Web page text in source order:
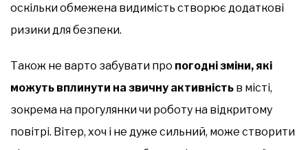
оскільки обмежена видимість створює додаткові
ризики для безпеки.
Також не варто забувати про погодні зміни, які
можуть вплинути на звичну активність в місті,
зокрема на прогулянки чи роботу на відкритому
повітрі. Вітер, хоч і не дуже сильний, може створити